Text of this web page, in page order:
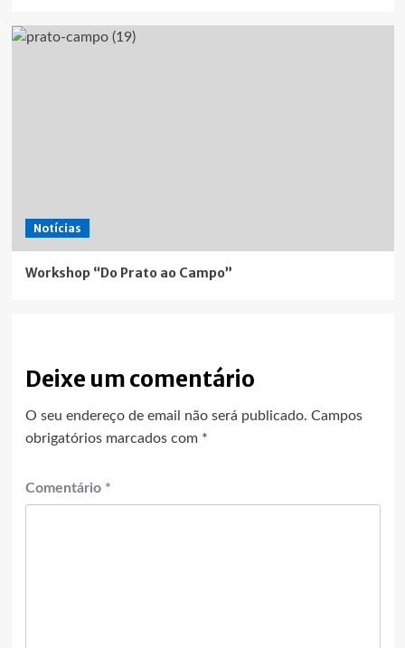
Notícias
Workshop “Do Prato ao Campo”
Deixe um comentário
O seu endereço de email não será publicado. Campos
obrigatórios marcados com *
Comentário *